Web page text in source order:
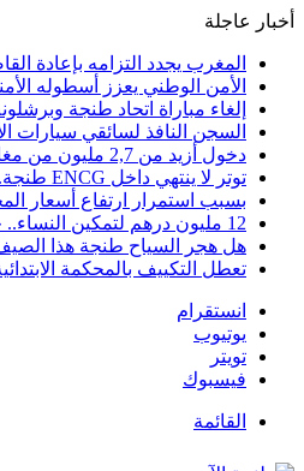
أخبار عاجلة
المغرب يجدد التزامه بإعادة
الأمن الوطني يعزز أسطوله
إلغاء مباراة اتحاد طنجة
السجن النافذ لسائقي سيارات
دخول أزيد من 2,7 مليون من مغاربة العالم منذ انطلاق عملية “مرحبا 2026”
توتر لا ينتهي داخل ENCG طنجة.. ملف 7 ملايير سنتيم في طريقه إلى المجلس الجهوي للحسابات والوزارة مطالبة بوقف النزيف
بسبب استمرار ارتفاع أسعار
12 مليون درهم لتمكين النساء.. جهة طنجة-تطوان-الحسيمة تطلق مرحلة جديدة لمواكبة 244 مشروعاً نسائياً نحو الاستدامة
هل هجر السياح طنجة هذا
تعطل التكييف بالمحكمة
انستقرام
يوتيوب
تويتر
فيسبوك
القائمة